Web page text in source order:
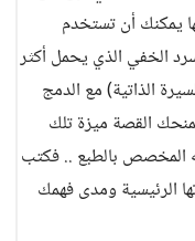
يمكنك أن تستخدم
الخفي الذي يحمل أكثر
الذاتية) مع الدمج
القصة ميزة تلك
المخصص بالطبع .. فكتب
الرئيسية ومدى فهمك